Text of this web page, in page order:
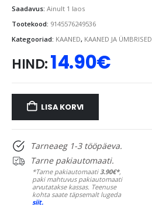
Saadavus: Ainult 1 laos
Tootekood: 9145576249536
Kategooriad: KAANED, KAANED JA ÜMBRISED
HIND:14.90€
LISA KORVI
Tarneaeg 1-3 tööpäeva.
Tarne pakiautomaati.
*Tarne pakiautomaati 3.90€*,
paki mahtuvus pakiautomaati
arvutatakse kassas. Teenuse
kohta saate täpsemalt lugeda
siit.